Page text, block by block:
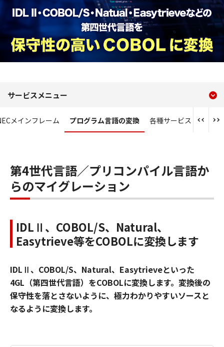
サービスメニュー
メインフレーム プログラム言語の変換 各種サービス
第4世代言語／プリコンパイル言語か
らのマイグレーション
IDLⅡ、COBOL/S、Natural、
Easytrieve等をCOBOLに変換します
IDLⅡ、COBOL/S、Natural、Easytrieveといった
4GL（第四世代言語）をCOBOLに変換します。変換後の
保守性を落とさないように、極力わかりやすいソースと
なるように変換します。